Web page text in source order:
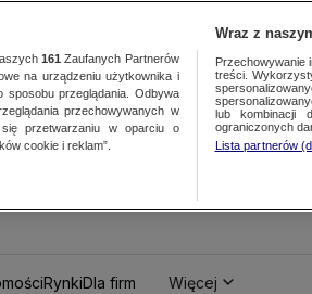
RynkiDla firm Więcej
161 Zaufanych Partnerów
na urządzeniu użytkownika i
sposobu przeglądania. Odbywa
przechowywanych w
przetwarzaniu w oparciu o
cookie i reklam”.
Wraz z
Przechowywanie
treści.
lub kombinacji
ograniczonych
Lista partnerów